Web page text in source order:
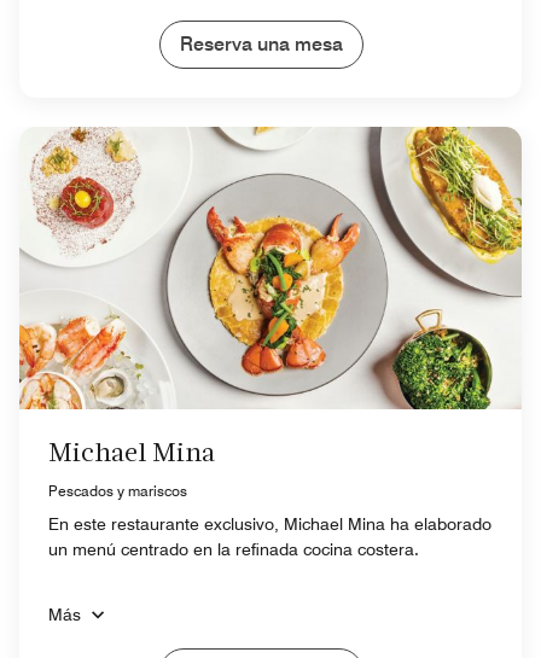
Reserva una mesa
Michael Mina
Pescados y mariscos
En este restaurante exclusivo, Michael Mina ha elaborado
un menú centrado en la refinada cocina costera.
Más